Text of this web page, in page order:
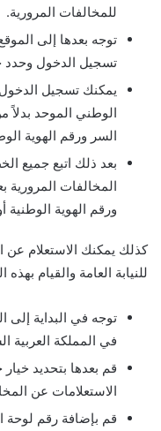
للمخالفات المرورية.
توجه بعدها إلى
تسجيل الدخول وحدد
يمكنك تسجيل
الوطني الموحد بدلاً
السر ورقم الهوية
بعد ذلك اتبع جميع
المخالفات المرورية
ورقم الهوية الوطنية
كذلك يمكنك الاستعلام عن
للنيابة العامة والقيام
توجه في البداية إلى
في المملكة العربية
قم بعدها بتحديد
الاستعلامات عن
قم بإضافة رقم لوحة